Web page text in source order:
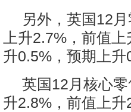
另外，英国12
上升2.7%，前值
升0.5%，预期上
英国12月核心
升2.8%，前值上